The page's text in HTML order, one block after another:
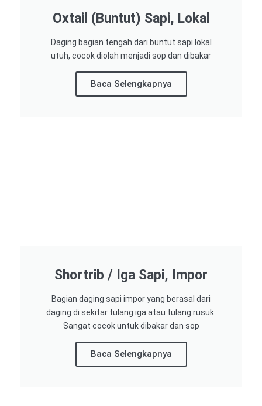
Oxtail (Buntut) Sapi, Lokal
Daging bagian tengah dari buntut sapi lokal
utuh, cocok diolah menjadi sop dan dibakar
Baca Selengkapnya
Shortrib / Iga Sapi, Impor
Bagian daging sapi impor yang berasal dari
daging di sekitar tulang iga atau tulang rusuk.
Sangat cocok untuk dibakar dan sop
Baca Selengkapnya